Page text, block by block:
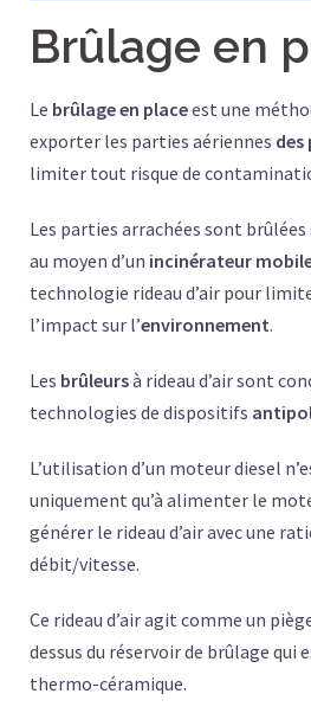
Brûlage en
Le brûlage en placeest une
exporter les parties aériennes des
limiter tout risque de
Les parties arrachées sont
au moyen d’un incinérateur
technologie rideau d’air pour
l’impact sur l’environnement.
Les brûleursà rideau d’air sont
technologies de dispositifs
L’utilisation d’un moteur diesel
uniquement qu’à alimenter le
générer le rideau d’air avec une
débit/vitesse.
Ce rideau d’air agit comme un
dessus du réservoir de brûlage qui
thermo-céramique.